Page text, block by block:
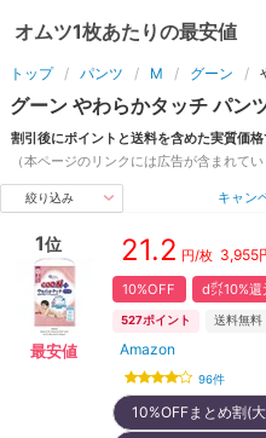
オムツ1枚あたりの最安値
トップ パンツ M グーン
グーン やわらかタッチ パン
割引後にポイントと送料を含めた実質価
（本ページのリンクには広告が含まれてい
絞り込み キャン
1位
最安値
21.2 円/枚 3,955
10%OFF d㌽10%
527ポイント 送料無料
Amazon
96件
10%OFFまとめ割(